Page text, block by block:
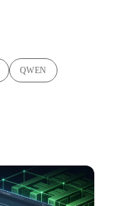
QWEN